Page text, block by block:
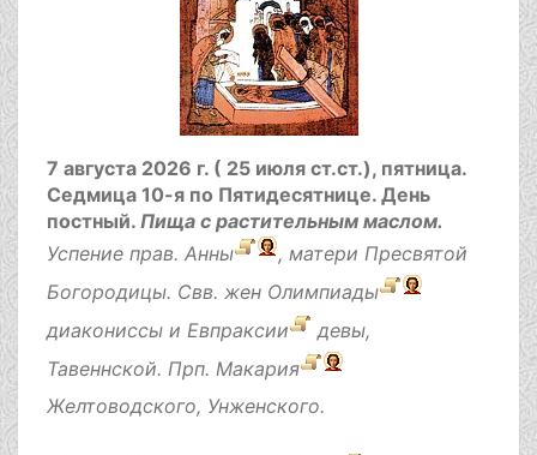
7 августа 2026 г. ( 25 июля ст.ст.), пятница.
Седмица 10-я по Пятидесятнице. День
постный. Пища с растительным маслом.
Успение прав. Анны
, матери Пресвятой
Богородицы. Свв. жен Олимпиады
диакониссы и Евпраксии
девы,
Тавеннской. Прп. Макария
Желтоводского, Унженского.